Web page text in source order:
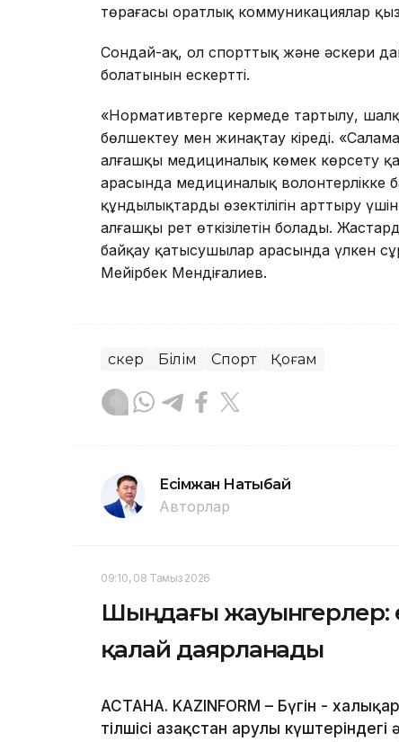
төрағасы оратлық коммуникациялар
Сондай-ақ, ол спорттық және әскери
болатынын ескертті.
«Нормативтерге кермеде тартылу,
бөлшектеу мен жинақтау кіреді.
алғашқы медициналық көмек көрсету
арасында медициналық волонтерлікке
құндылықтардың өзектілігін арттыру
алғашқы рет өткізілетін болады.
байқау қатысушылар арасында үлкен
Мейірбек Мендіғалиев.
Әскер Білім Спорт Қоғам
Есімжан Нақтыбай
Авторлар
09:10, 08 Тамыз 2026
Шыңдағы жауынгерлер:
қалай даярланады
АСТАНА. KAZINFORM – Бүгін -
тілшісі Қазақстан Қарулы